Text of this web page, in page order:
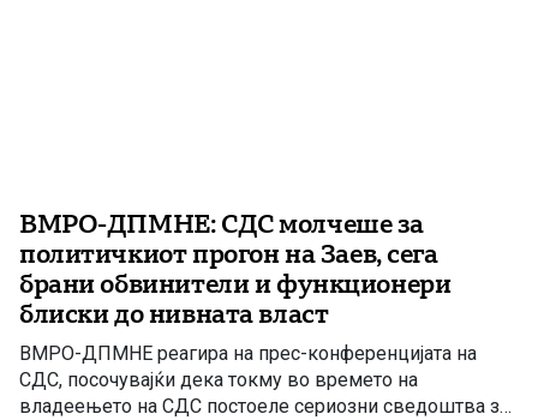
ВМРО-ДПМНЕ: СДС молчеше за
политичкиот прогон на Заев, сега
брани обвинители и функционери
блиски до нивната власт
ВМРО-ДПМНЕ реагира на прес-конференцијата на
СДС, посочувајќи дека токму во времето на
владеењето на СДС постоеле сериозни сведоштва за